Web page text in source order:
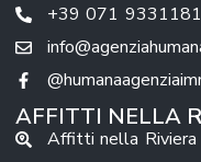
+39 071 9331181
AFFITTI NELLA
Affitti nella Riviera